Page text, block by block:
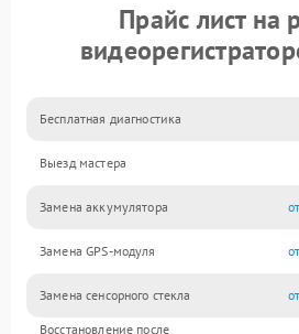
Прайс лист на
Бесплатная диагностика
Выезд мастера
Замена аккумулятора
Замена GPS-модуля
Замена сенсорного стекла
Восстановление после